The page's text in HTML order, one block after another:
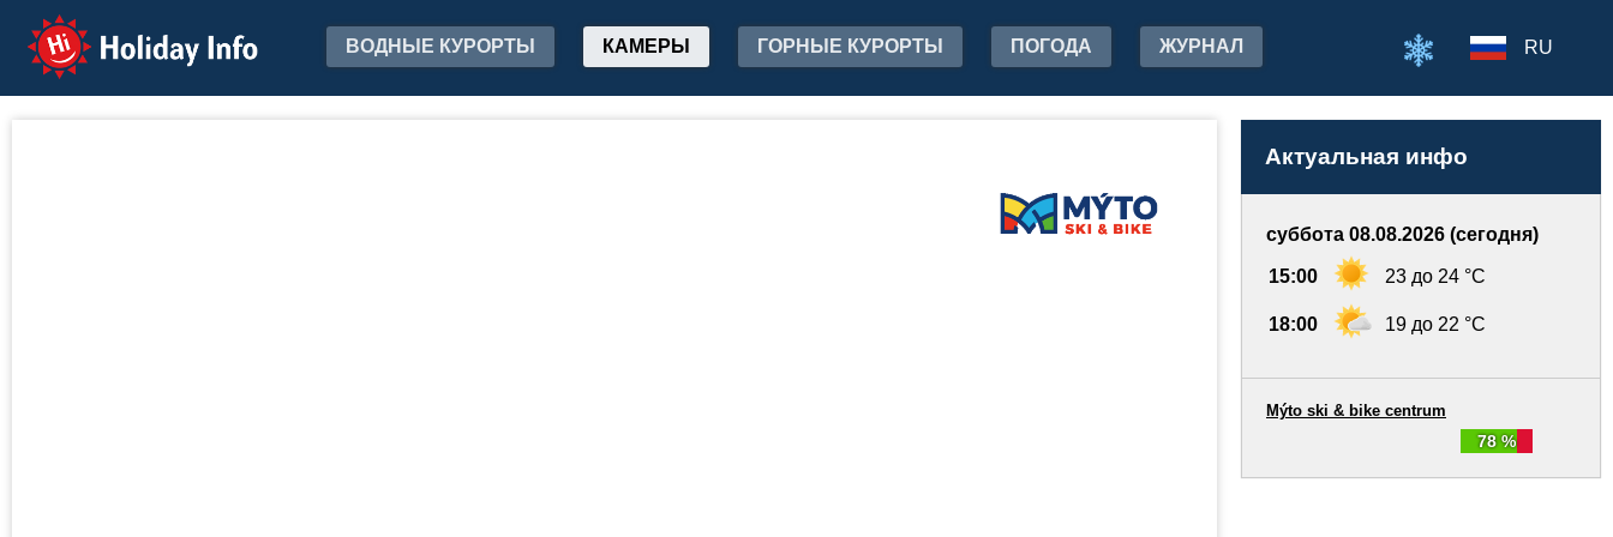
Holiday Info ВОДНЫЕ КУРОРТЫ КАМЕРЫ ГОРНЫЕ КУРОРТЫ ПОГОДА ЖУРНАЛ RU
Актуальная инфо
суббота 08.08.2026 (сегодня)
15:00 23 до 24 °C
18:00 19 до 22 °C
78 %
Mýto ski & bike centrum